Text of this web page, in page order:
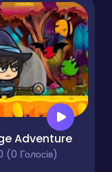
Adventure
(0 Голосів)